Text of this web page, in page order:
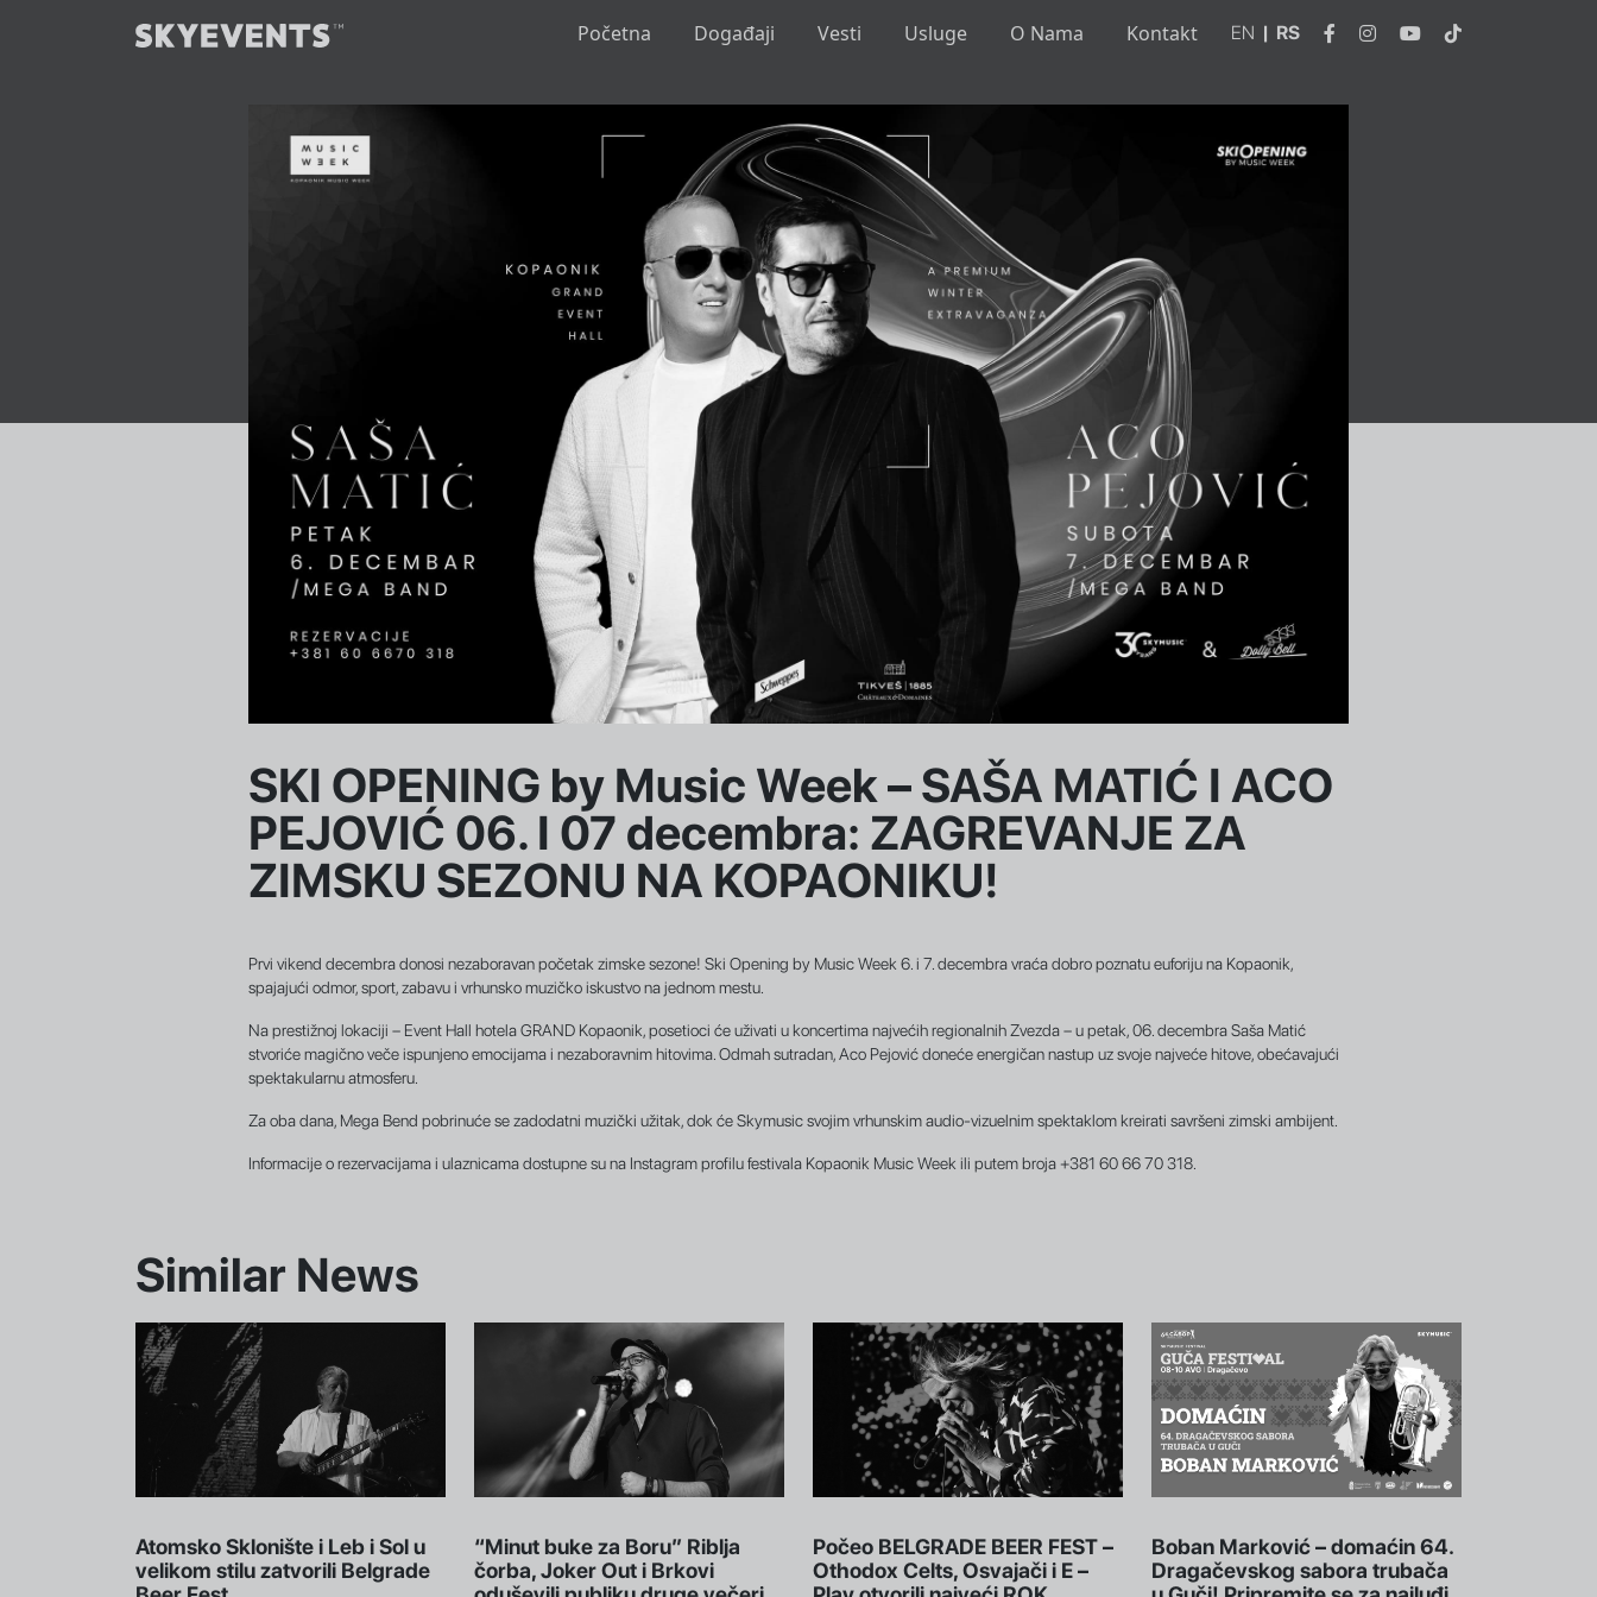
Početna Događaji Vesti Usluge O Nama Kontakt EN | RS
SKI OPENING by Music Week – SAŠA MATIĆ I ACO
PEJOVIĆ 06. I 07 decembra: ZAGREVANJE ZA
ZIMSKU SEZONU NA KOPAONIKU!
Prvi vikend decembra donosi nezaboravan početak zimske sezone! Ski Opening by Music Week 6. i 7. decembra vraća dobro poznatu euforiju na Kopaonik,
spajajući odmor, sport, zabavu i vrhunsko muzičko iskustvo na jednom mestu.
Na prestižnoj lokaciji – Event Hall hotela GRAND Kopaonik, posetioci će uživati u koncertima najvećih regionalnih Zvezda – u petak, 06. decembra Saša Matić
stvoriće magično veče ispunjeno emocijama i nezaboravnim hitovima. Odmah sutradan, Aco Pejović doneće energičan nastup uz svoje najveće hitove, obećavajući
spektakularnu atmosferu.
Za oba dana, Mega Bend pobrinuće se zadodatni muzički užitak, dok će Skymusic svojim vrhunskim audio-vizuelnim spektaklom kreirati savršeni zimski ambijent.
Informacije o rezervacijama i ulaznicama dostupne su na Instagram profilu festivala Kopaonik Music Week ili putem broja +381 60 66 70 318.
Similar News
Atomsko Sklonište i Leb i Sol u
velikom stilu zatvorili Belgrade
“Minut buke za Boru” Riblja
čorba, Joker Out i Brkovi
Počeo BELGRADE BEER FEST –
Othodox Celts, Osvajači i E –
Boban Marković – domaćin 64.
Dragačevskog sabora trubača